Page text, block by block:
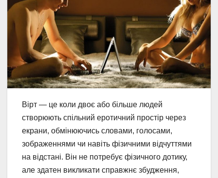
Вірт — це коли двоє або більше людей
створюють спільний еротичний простір через
екрани, обмінюючись словами, голосами,
зображеннями чи навіть фізичними відчуттями
на відстані. Він не потребує фізичного дотику,
але здатен викликати справжнє збудження,